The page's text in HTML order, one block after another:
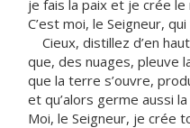
je fais la paix et je crée le
C’est moi, le Seigneur,
Cieux, distillez d’en
que, des nuages, pleuve
que la terre s’ouvre,
et qu’alors germe aussi
Moi, le Seigneur, je crée